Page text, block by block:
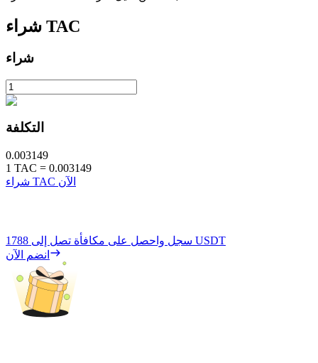
شراء TAC
شراء
التكلفة
0.003149
1 TAC = 0.003149
شراء TAC الآن
سجل واحصل على مكافأة تصل إلى 1788 USDT
انضم الآن